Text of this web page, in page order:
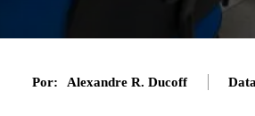
Por: Alexandre R. Ducoff